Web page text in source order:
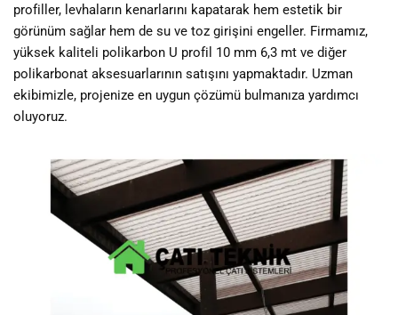
profiller, levhaların kenarlarını kapatarak hem estetik bir
görünüm sağlar hem de su ve toz girişini engeller. Firmamız,
yüksek kaliteli polikarbon U profil 10 mm 6,3 mt ve diğer
polikarbonat aksesuarlarının satışını yapmaktadır. Uzman
ekibimizle, projenize en uygun çözümü bulmanıza yardımcı
oluyoruz.